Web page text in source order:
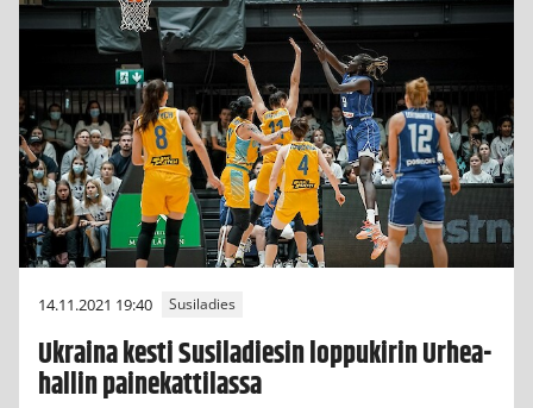
14.11.2021 19:40 Susiladies
Ukraina kesti Susiladiesin loppukirin Urhea-
hallin painekattilassa